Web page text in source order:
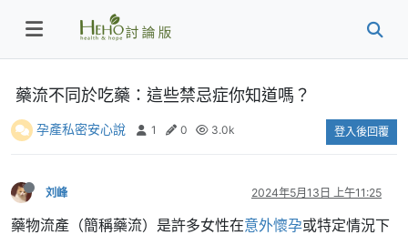
藥流不同於吃藥：這些禁忌症你知道嗎？
孕產私密安心說 1 0 3.0k 登入後回覆
刘峰 2024年5月13日 上午11:25
藥物流產（簡稱藥流）是許多女性在意外懷孕或特定情況下